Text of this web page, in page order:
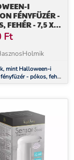
I
FÉNYFÜZÉR -
FEHÉR - 7,5 X
2 X AA ELEMES
Ft
mint Halloween-i
- pókos, fehér
cm - 2 x AA elemes